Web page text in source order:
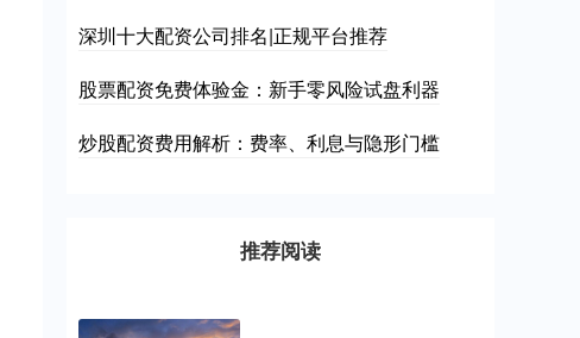
深圳十大配资公司排名|正规平台推荐
股票配资免费体验金：新手零风险试盘利器
炒股配资费用解析：费率、利息与隐形门槛
推荐阅读